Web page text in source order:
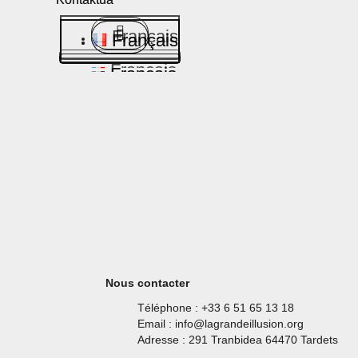
Français
Français
Français
Français
Français
Français
Nous contacter
Téléphone : +33 6 51 65 13 18
Email : info@lagrandeillusion.org
Adresse : 291 Tranbidea 64470 Tardets